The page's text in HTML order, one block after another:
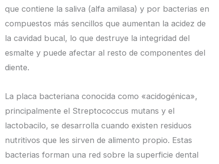
que contiene la saliva (alfa amilasa) y por bacterias en
compuestos más sencillos que aumentan la acidez de
la cavidad bucal, lo que destruye la integridad del
esmalte y puede afectar al resto de componentes del
diente.
La placa bacteriana conocida como «acidogénica»,
principalmente el Streptococcus mutans y el
lactobacilo, se desarrolla cuando existen residuos
nutritivos que les sirven de alimento propio. Estas
bacterias forman una red sobre la superficie dental